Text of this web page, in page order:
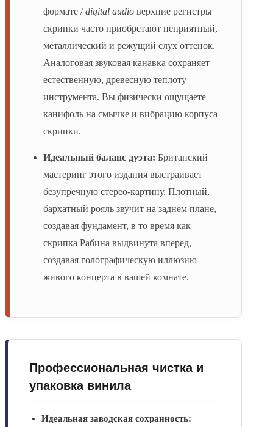
формате /digital audio верхние регистры
скрипки часто приобретают неприятный,
металлический и режущий слух оттенок.
Аналоговая звуковая канавка сохраняет
естественную, древесную теплоту
инструмента. Вы физически ощущаете
канифоль на смычке и вибрацию корпуса
скрипки.
Идеальный баланс дуэта: Британский
мастеринг этого издания выстраивает
безупречную стерео-картину. Плотный,
бархатный рояль звучит на заднем плане,
создавая фундамент, в то время как
скрипка Рабина выдвинута вперед,
создавая голографическую иллюзию
живого концерта в вашей комнате.
Профессиональная чистка и
упаковка винила
Идеальная заводская сохранность: